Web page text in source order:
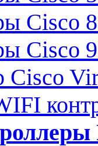
Cisco
Cisco
Cisco